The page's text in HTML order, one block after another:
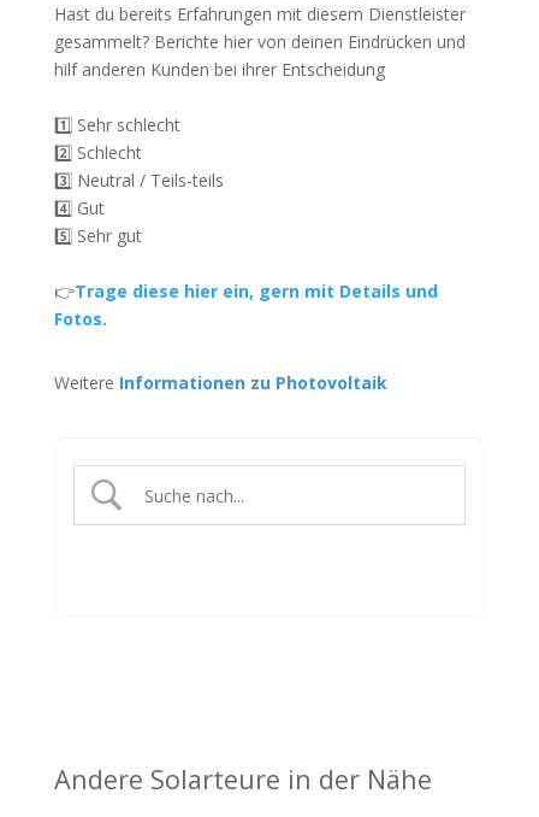
Hast du bereits Erfahrungen mit diesem Dienstleister
gesammelt? Berichte hier von deinen Eindrücken und
hilf anderen Kunden bei ihrer Entscheidung
1️⃣ Sehr schlecht
2️⃣ Schlecht
3️⃣ Neutral / Teils-teils
4️⃣ Gut
5️⃣ Sehr gut
👉Trage diese hier ein, gern mit Details und
Fotos.
Weitere Informationen zu Photovoltaik
Andere Solarteure in der Nähe